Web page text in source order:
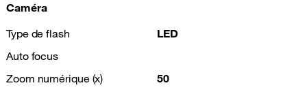
Caméra
Type de flash
LED
Auto focus
Zoom numérique (x)
50